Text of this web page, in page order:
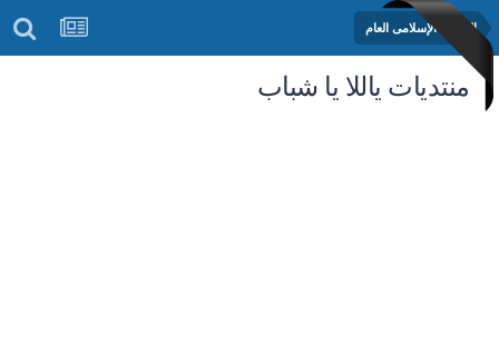
المنتدى الإسلامى العام
منتديات ياللا يا شباب